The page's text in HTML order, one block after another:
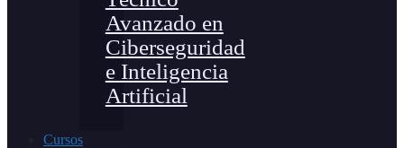
Avanzado en
Ciberseguridad
e Inteligencia
Artificial
Cursos